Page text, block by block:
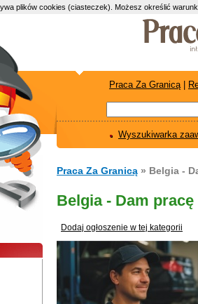
Praca Za Granicą|
Wyszukiwarka
Praca Za Granicą » Belgia -
Belgia - Dam pracę
Dodaj ogłoszenie w tej kategorii
plików cookies (ciasteczek). Możesz określić